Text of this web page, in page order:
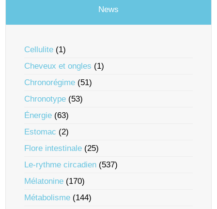
News
Cellulite (1)
Cheveux et ongles (1)
Chronorégime (51)
Chronotype (53)
Énergie (63)
Estomac (2)
Flore intestinale (25)
Le-rythme circadien (537)
Mélatonine (170)
Métabolisme (144)